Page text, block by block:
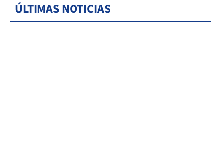
ÚLTIMAS NOTICIAS